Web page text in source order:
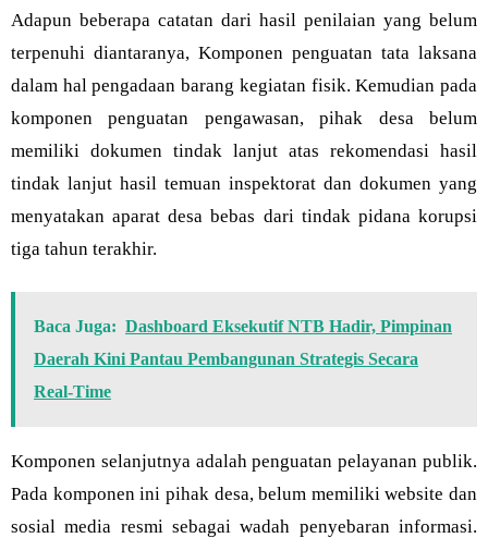
Adapun beberapa catatan dari hasil penilaian yang belum
terpenuhi diantaranya, Komponen penguatan tata laksana
dalam hal pengadaan barang kegiatan fisik. Kemudian pada
komponen penguatan pengawasan, pihak desa belum
memiliki dokumen tindak lanjut atas rekomendasi hasil
tindak lanjut hasil temuan inspektorat dan dokumen yang
menyatakan aparat desa bebas dari tindak pidana korupsi
tiga tahun terakhir.
Baca Juga: Dashboard Eksekutif NTB Hadir, Pimpinan
Daerah Kini Pantau Pembangunan Strategis Secara
Real-Time
Komponen selanjutnya adalah penguatan pelayanan publik.
Pada komponen ini pihak desa, belum memiliki website dan
sosial media resmi sebagai wadah penyebaran informasi.